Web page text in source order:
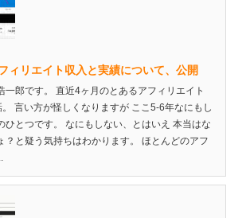
ィリエイト収入と実績について、公開
一郎です。 直近4ヶ月のとあるアフィリエイト
言い方が怪しくなりますが ここ5-6年なにもし
ひとつです。 なにもしない、とはいえ 本当はな
？と疑う気持ちはわかります。 ほとんどのアフ